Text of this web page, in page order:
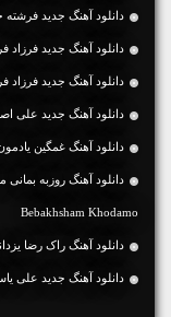
دانلود آهنگ جديد فرشته
دانلود آهنگ جديد فرزاد فرخ نور با 2
دانلود آهنگ جديد فرزاد فرزین کلبه با
دانلود آهنگ جديد علی اصحابی سیگار
دانلود آهنگ غمگین
Bebakhsham Khodamo
دانلود آهنگ راک رضا
دانلود آهنگ جديد علی